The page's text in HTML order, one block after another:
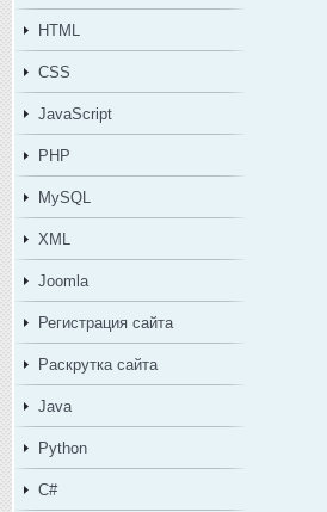
HTML
CSS
JavaScript
PHP
MySQL
XML
Joomla
Регистрация сайта
Раскрутка сайта
Java
Python
C#